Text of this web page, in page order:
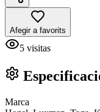
Afegir a favorits
5 visitas
Marca